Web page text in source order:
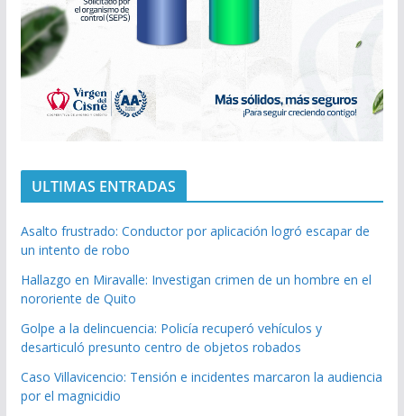
ULTIMAS ENTRADAS
Asalto frustrado: Conductor por aplicación logró escapar de
un intento de robo
Hallazgo en Miravalle: Investigan crimen de un hombre en el
nororiente de Quito
Golpe a la delincuencia: Policía recuperó vehículos y
desarticuló presunto centro de objetos robados
Caso Villavicencio: Tensión e incidentes marcaron la audiencia
por el magnicidio